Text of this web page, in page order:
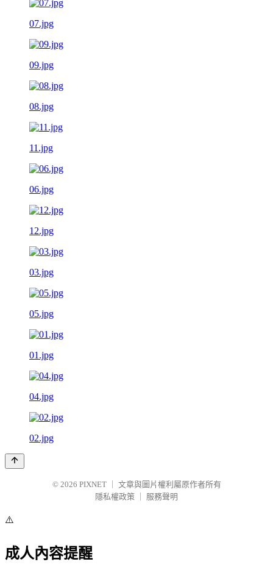
07.jpg
09.jpg
08.jpg
11.jpg
06.jpg
12.jpg
03.jpg
05.jpg
01.jpg
04.jpg
02.jpg
© 2026 PIXNET
文章與圖片權利屬原作者所有
隱私權政策
服務聲明
⚠️
成人內容提醒